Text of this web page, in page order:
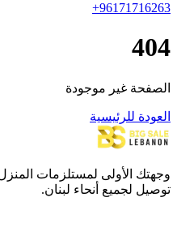
+96171716263
404
الصفحة غير موجودة
العودة للرئيسية
وجهتك الأولى لمستلزمات
توصيل لجميع أنحاء لبنان.